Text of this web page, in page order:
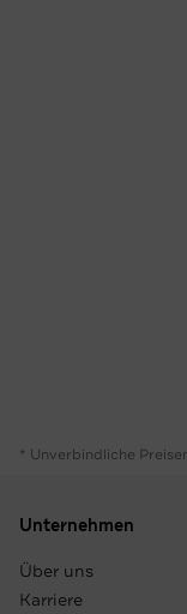
* Unverbindliche
Unternehmen
Über uns
Karriere